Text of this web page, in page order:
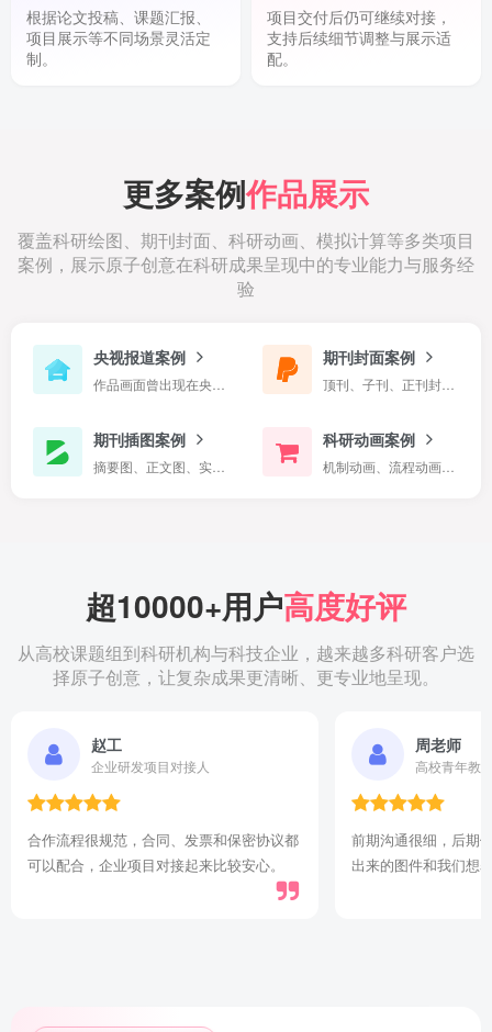
根据论文投稿、课题汇报、
项目展示等不同场景灵活定
制。
项目交付后仍可继续对接，
支持后续细节调整与展示适
配。
更多案例作品展示
覆盖科研绘图、期刊封面、科研动画、模拟计算等多类项目
案例，展示原子创意在科研成果呈现中的专业能力与服务经
验
央视报道案例 期刊封面案例
期刊插图案例 科研动画案例
超10000+用户高度好评
从高校课题组到科研机构与科技企业，越来越多科研客户选
择原子创意，让复杂成果更清晰、更专业地呈现。
赵工
企业研发项目对接人
合作流程很规范，合同、发票和保密协议都
可以配合，企业项目对接起来比较安心。
周老师
高校青年教
前期沟通很细，后期
出来的图件和我们想